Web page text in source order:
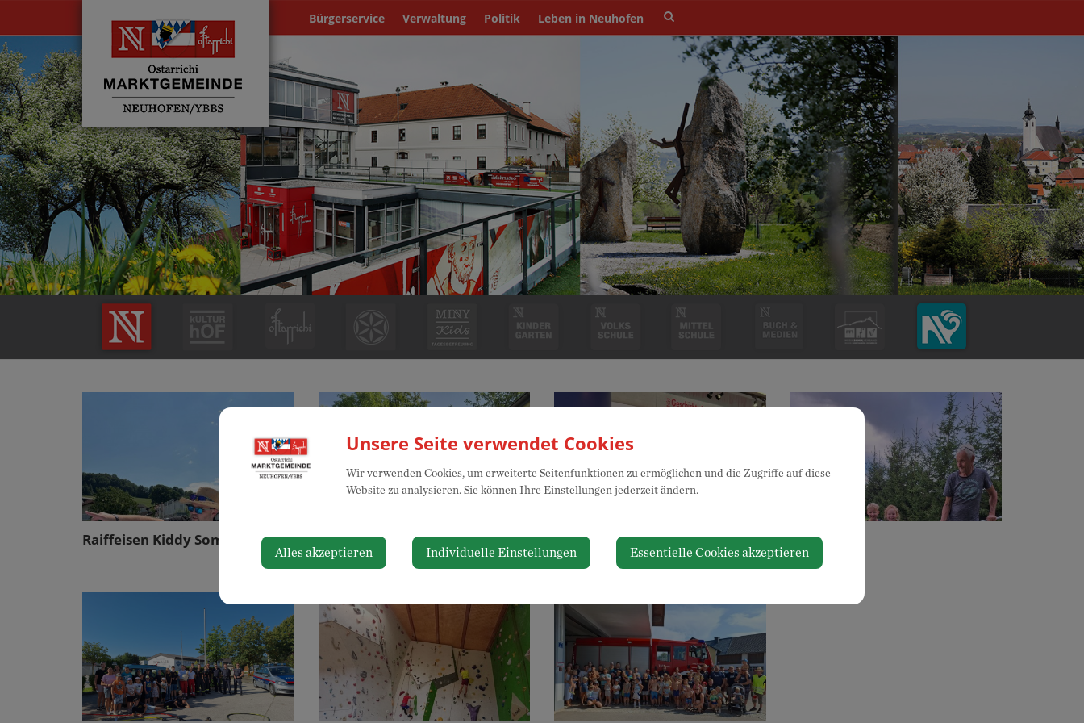
Bürgerservice Verwaltung Politik Leben in Neuhofen
Site
toggle
Raiffeisen Kiddy Sommerparty Spiel und Spaß am Bio Hof Keramik im Museum Fischen
Unsere Seite verwendet Cookies
Wir verwenden Cookies, um erweiterte Seitenfunktionen zu ermöglichen und die Zugriffe auf diese
Website zu analysieren. Sie können Ihre Einstellungen jederzeit ändern.
Alles akzeptieren Individuelle Einstellungen Essentielle Cookies akzeptieren